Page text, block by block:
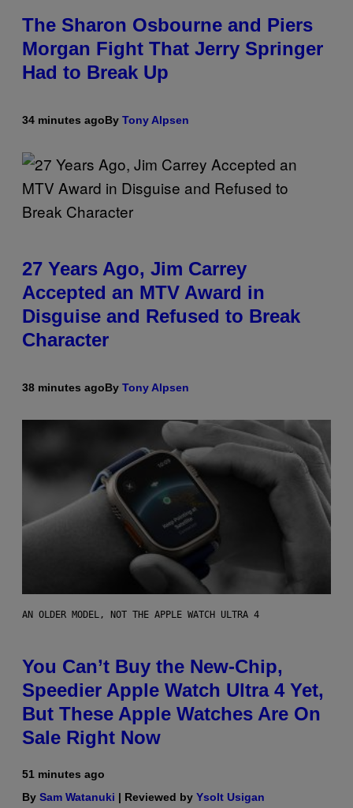
The Sharon Osbourne and Piers
Morgan Fight That Jerry Springer
Had to Break Up
34 minutes agoBy Tony Alpsen
27 Years Ago, Jim Carrey
Accepted an MTV Award in
Disguise and Refused to Break
Character
38 minutes agoBy Tony Alpsen
AN OLDER MODEL, NOT THE APPLE WATCH ULTRA 4
You Can’t Buy the New-Chip,
Speedier Apple Watch Ultra 4 Yet,
But These Apple Watches Are On
Sale Right Now
51 minutes ago
By Sam Watanuki | Reviewed by Ysolt Usigan